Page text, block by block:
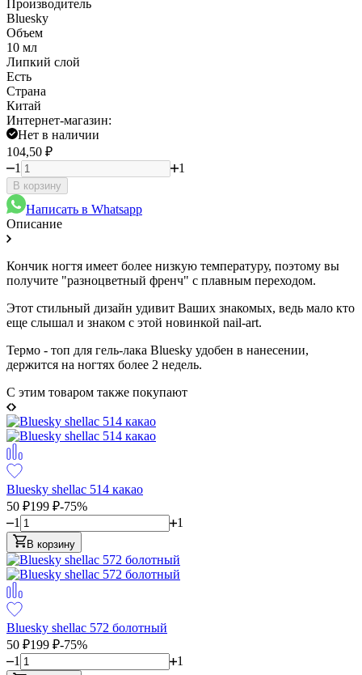
Производитель
Bluesky
Объем
10 мл
Липкий слой
Есть
Страна
Китай
Интернет-магазин:
Нет в наличии
104,50 ₽
1
1
В корзину
Написать в Whatsapp
Описание
Кончик ногтя имеет более низкую температуру, поэтому вы
получите "разноцветный френч" с плавным переходом.
Этот стильный дизайн удивит Ваших знакомых, ведь мало кто
еще слышал и знаком с этой новинкой nail-art.
Термо - топ для гель-лака Bluesky удобен в нанесении,
держится на ногтях более 2 недель.
C этим товаром также покупают
Bluesky shellac 514 какао
50 ₽199 ₽-75%
1
1
В корзину
Bluesky shellac 572 болотный
50 ₽199 ₽-75%
1
1